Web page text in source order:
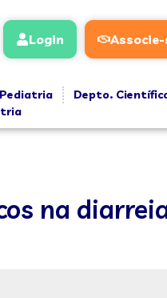
Login Associe-
Pediatria Depto.
na